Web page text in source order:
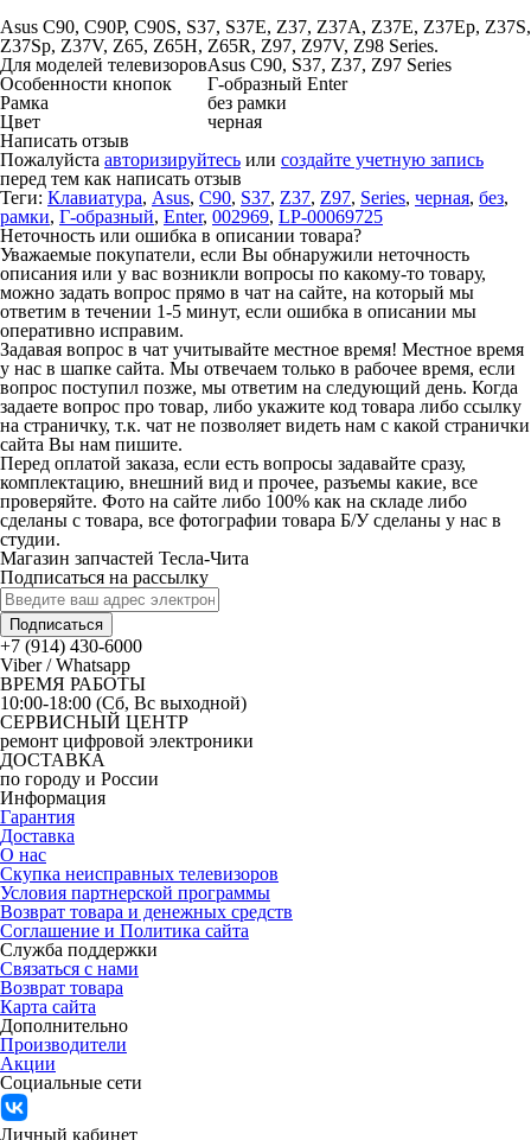
Asus C90, C90P, C90S, S37, S37E, Z37, Z37A, Z37E, Z37Ep, Z37S,
Z37Sp, Z37V, Z65, Z65H, Z65R, Z97, Z97V, Z98 Series.
Для моделей телевизоровAsus C90, S37, Z37, Z97 Series
Особенности кнопок
Г-образный Enter
Рамка
без рамки
Цвет
черная
Написать отзыв
Пожалуйста авторизируйтесь или создайте учетную запись
перед тем как написать отзыв
Теги: Клавиатура, Asus, C90, S37, Z37, Z97, Series, черная, без,
рамки, Г-образный, Enter, 002969, LP-00069725
Неточность или ошибка в описании товара?
Уважаемые покупатели, если Вы обнаружили неточность
описания или у вас возникли вопросы по какому-то товару,
можно задать вопрос прямо в чат на сайте, на который мы
ответим в течении 1-5 минут, если ошибка в описании мы
оперативно исправим.
Задавая вопрос в чат учитывайте местное время! Местное время
у нас в шапке сайта. Мы отвечаем только в рабочее время, если
вопрос поступил позже, мы ответим на следующий день. Когда
задаете вопрос про товар, либо укажите код товара либо ссылку
на страничку, т.к. чат не позволяет видеть нам с какой странички
сайта Вы нам пишите.
Перед оплатой заказа, если есть вопросы задавайте сразу,
комплектацию, внешний вид и прочее, разъемы какие, все
проверяйте. Фото на сайте либо 100% как на складе либо
сделаны с товара, все фотографии товара Б/У сделаны у нас в
студии.
Магазин запчастей Тесла-Чита
Подписаться на рассылку
Подписаться
+7 (914) 430-6000
Viber / Whatsapp
ВРЕМЯ РАБОТЫ
10:00-18:00 (Сб, Вс выходной)
СЕРВИСНЫЙ ЦЕНТР
ремонт цифровой электроники
ДОСТАВКА
по городу и России
Информация
Гарантия
Доставка
О нас
Скупка неисправных телевизоров
Условия партнерской программы
Возврат товара и денежных средств
Соглашение и Политика сайта
Служба поддержки
Связаться с нами
Возврат товара
Карта сайта
Дополнительно
Производители
Акции
Социальные сети
Личный кабинет